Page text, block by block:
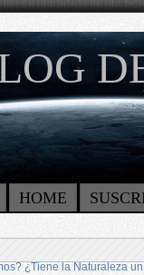
HOME
¿Tiene la Naturaleza